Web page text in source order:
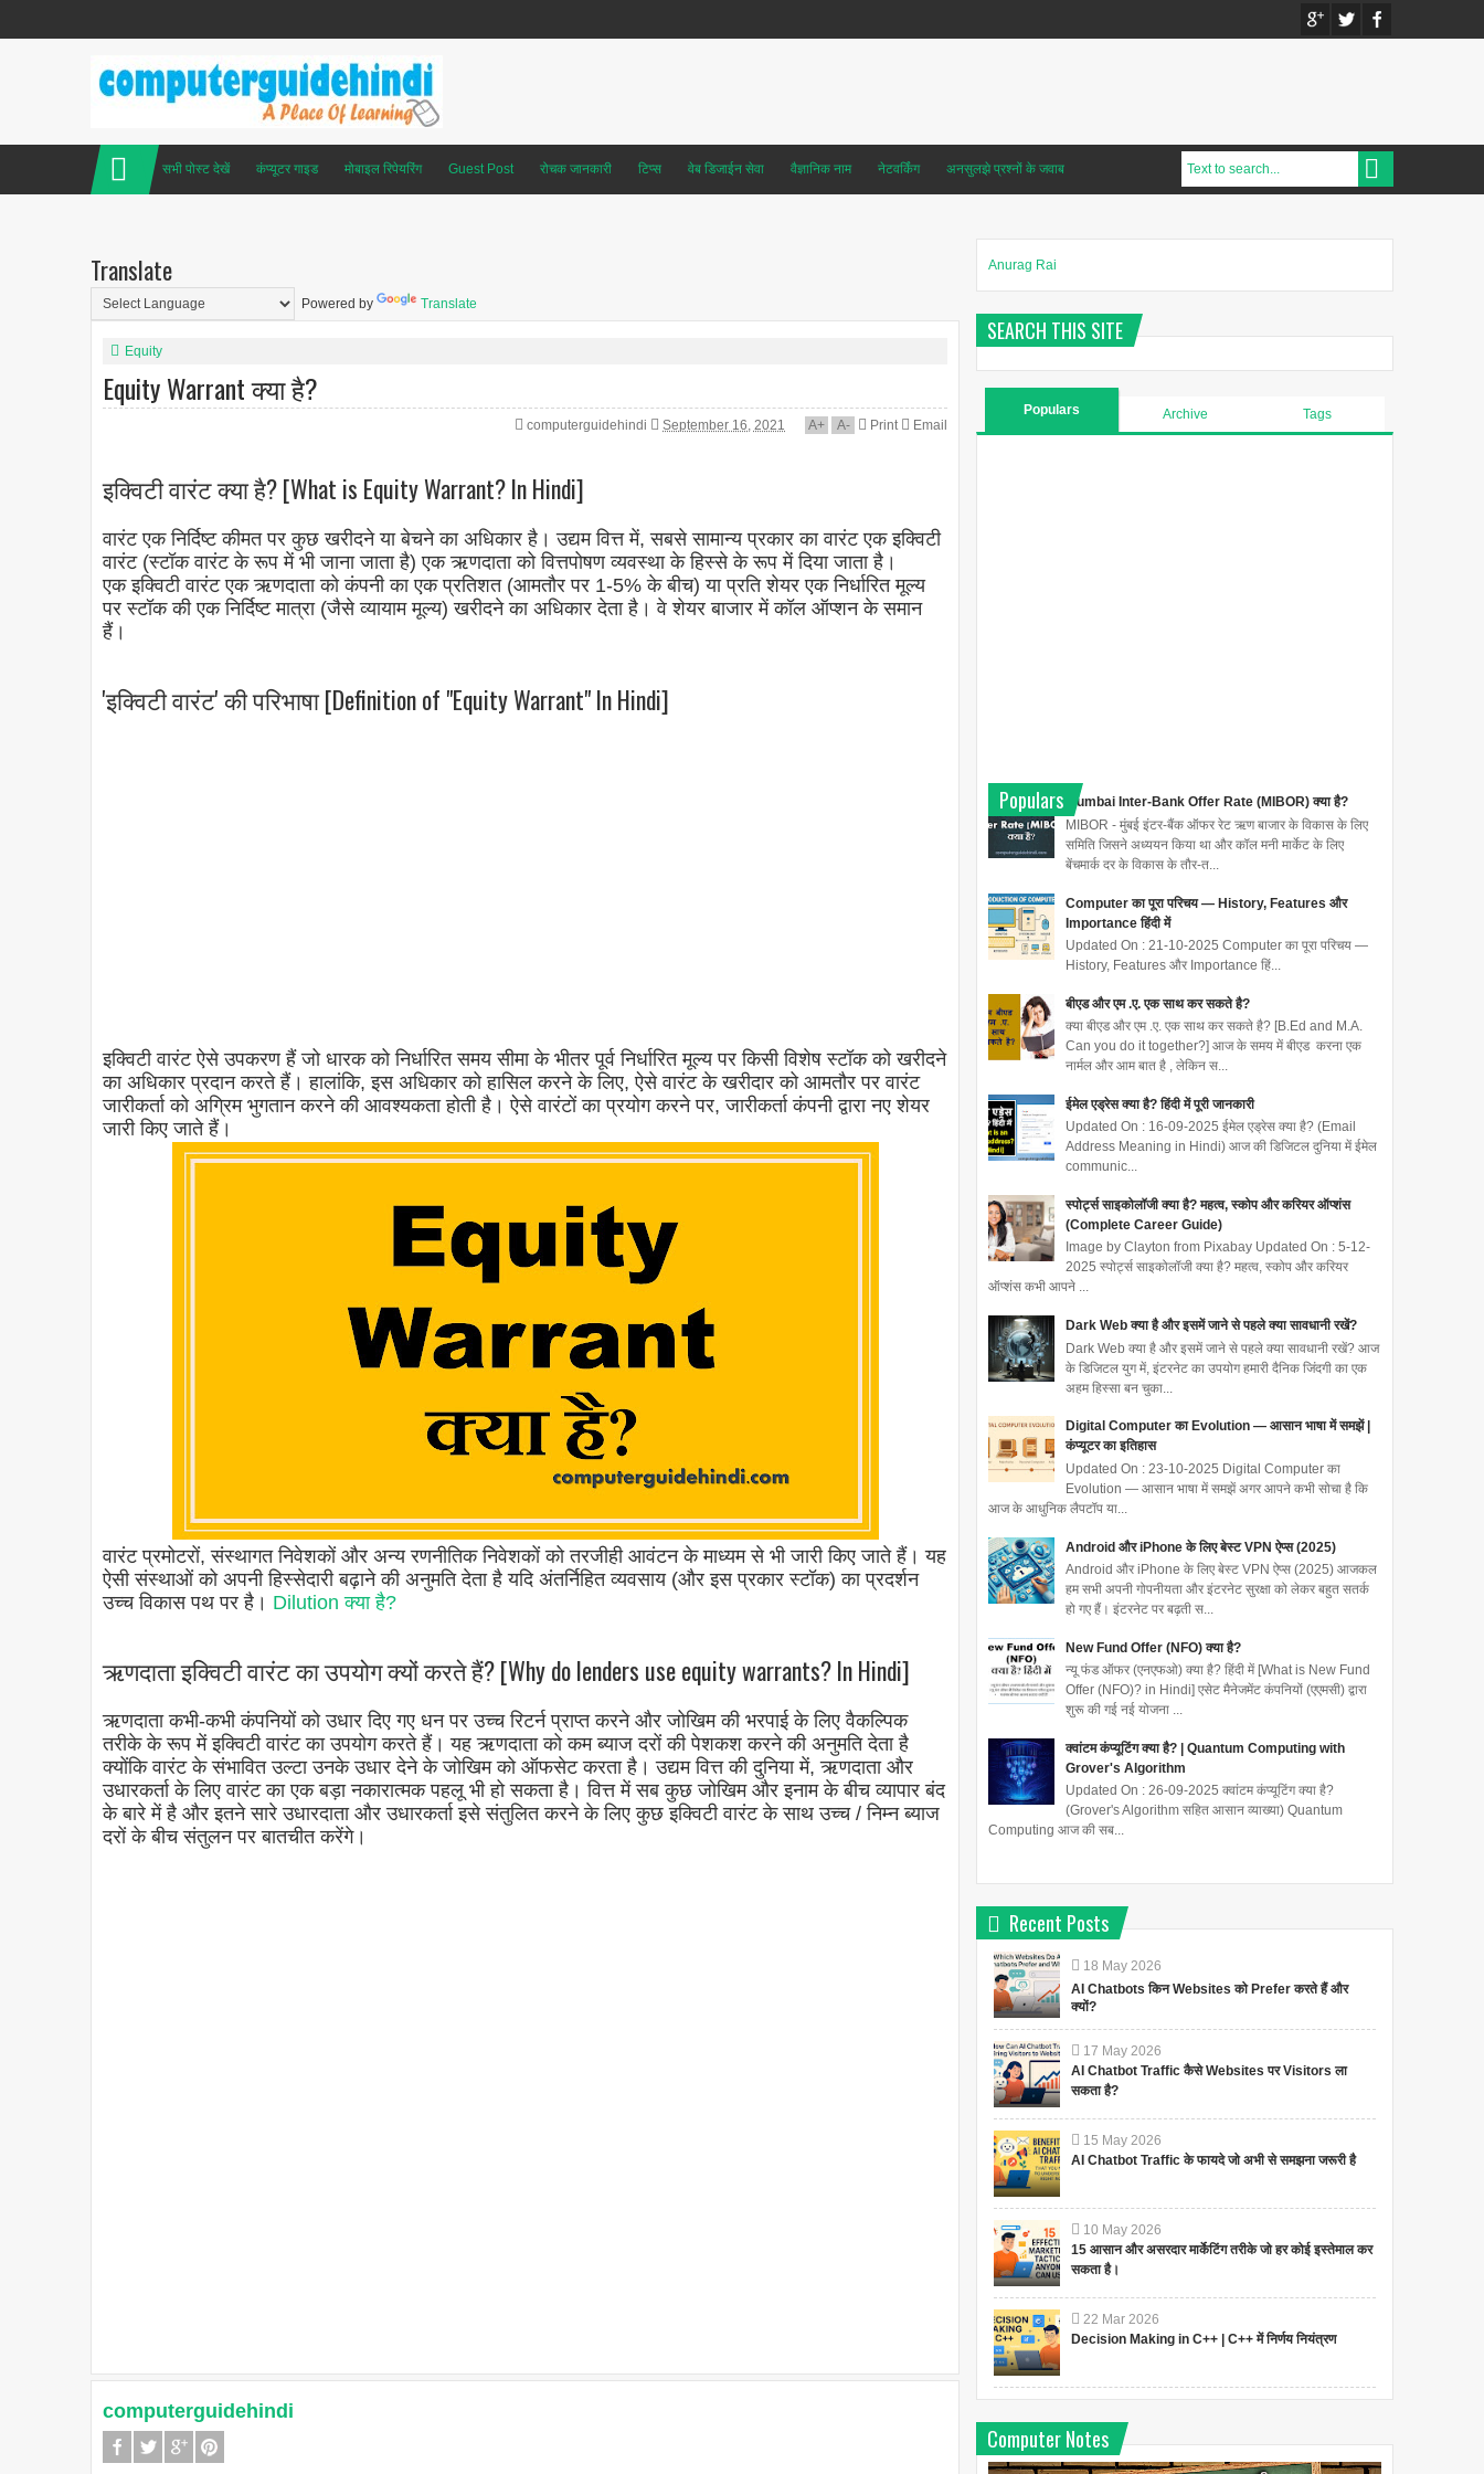
सभी पोस्ट देखें कंप्यूटर गाइड मोबाइल रिपेयरिंग Guest Post रोचक जानकारी टिप्स वेब डिजाईन सेवा वैज्ञानिक नाम नेटवर्किंग अनसुलझे प्रश्नों के जवाब
Translate
Powered by Translate
Equity
Equity Warrant क्या है?
computerguidehindi September 16, 2021 A+ A- Print Email
इक्विटी वारंट क्या है? [What is Equity Warrant? In Hindi]
वारंट एक निर्दिष्ट कीमत पर कुछ खरीदने या बेचने का अधिकार है। उद्यम वित्त में, सबसे सामान्य प्रकार का वारंट एक इक्विटी
वारंट (स्टॉक वारंट के रूप में भी जाना जाता है) एक ऋणदाता को वित्तपोषण व्यवस्था के हिस्से के रूप में दिया जाता है।
एक इक्विटी वारंट एक ऋणदाता को कंपनी का एक प्रतिशत (आमतौर पर 1-5% के बीच) या प्रति शेयर एक निर्धारित मूल्य
पर स्टॉक की एक निर्दिष्ट मात्रा (जैसे व्यायाम मूल्य) खरीदने का अधिकार देता है। वे शेयर बाजार में कॉल ऑप्शन के समान
हैं।
'इक्विटी वारंट' की परिभाषा [Definition of "Equity Warrant" In Hindi]
इक्विटी वारंट ऐसे उपकरण हैं जो धारक को निर्धारित समय सीमा के भीतर पूर्व निर्धारित मूल्य पर किसी विशेष स्टॉक को खरीदने
का अधिकार प्रदान करते हैं। हालांकि, इस अधिकार को हासिल करने के लिए, ऐसे वारंट के खरीदार को आमतौर पर वारंट
जारीकर्ता को अग्रिम भुगतान करने की आवश्यकता होती है। ऐसे वारंटों का प्रयोग करने पर, जारीकर्ता कंपनी द्वारा नए शेयर
जारी किए जाते हैं।
वारंट प्रमोटरों, संस्थागत निवेशकों और अन्य रणनीतिक निवेशकों को तरजीही आवंटन के माध्यम से भी जारी किए जाते हैं। यह
ऐसी संस्थाओं को अपनी हिस्सेदारी बढ़ाने की अनुमति देता है यदि अंतर्निहित व्यवसाय (और इस प्रकार स्टॉक) का प्रदर्शन
उच्च विकास पथ पर है। Dilution क्या है?
ऋणदाता इक्विटी वारंट का उपयोग क्यों करते हैं? [Why do lenders use equity warrants? In Hindi]
ऋणदाता कभी-कभी कंपनियों को उधार दिए गए धन पर उच्च रिटर्न प्राप्त करने और जोखिम की भरपाई के लिए वैकल्पिक
तरीके के रूप में इक्विटी वारंट का उपयोग करते हैं। यह ऋणदाता को कम ब्याज दरों की पेशकश करने की अनुमति देता है
क्योंकि वारंट के संभावित उल्टा उनके उधार देने के जोखिम को ऑफसेट करता है। उद्यम वित्त की दुनिया में, ऋणदाता और
उधारकर्ता के लिए वारंट का एक बड़ा नकारात्मक पहलू भी हो सकता है। वित्त में सब कुछ जोखिम और इनाम के बीच व्यापार बंद
के बारे में है और इतने सारे उधारदाता और उधारकर्ता इसे संतुलित करने के लिए कुछ इक्विटी वारंट के साथ उच्च / निम्न ब्याज
दरों के बीच संतुलन पर बातचीत करेंगे।
computerguidehindi
Anurag Rai
SEARCH THIS SITE
Populars Archive Tags
Populars
Mumbai Inter-Bank Offer Rate (MIBOR) क्या है?
MIBOR - मुंबई इंटर-बैंक ऑफर रेट ऋण बाजार के विकास के लिए
समिति जिसने अध्ययन किया था और कॉल मनी मार्केट के लिए
बेंचमार्क दर के विकास के तौर-त...
Computer का पूरा परिचय — History, Features और
Importance हिंदी में
Updated On : 21-10-2025 Computer का पूरा परिचय —
History, Features और Importance हिं...
बीएड और एम .ए. एक साथ कर सकते है?
क्या बीएड और एम .ए. एक साथ कर सकते है? [B.Ed and M.A.
Can you do it together?] आज के समय में बीएड करना एक
नार्मल और आम बात है , लेकिन स...
ईमेल एड्रेस क्या है? हिंदी में पूरी जानकारी
Updated On : 16-09-2025 ईमेल एड्रेस क्या है? (Email
Address Meaning in Hindi) आज की डिजिटल दुनिया में ईमेल
communic...
स्पोर्ट्स साइकोलॉजी क्या है? महत्व, स्कोप और करियर ऑप्शंस
(Complete Career Guide)
Image by Clayton from Pixabay Updated On : 5-12-
2025 स्पोर्ट्स साइकोलॉजी क्या है? महत्व, स्कोप और करियर
ऑप्शंस कभी आपने ...
Dark Web क्या है और इसमें जाने से पहले क्या सावधानी रखें?
Dark Web क्या है और इसमें जाने से पहले क्या सावधानी रखें? आज
के डिजिटल युग में, इंटरनेट का उपयोग हमारी दैनिक जिंदगी का एक
अहम हिस्सा बन चुका...
Digital Computer का Evolution — आसान भाषा में समझें |
कंप्यूटर का इतिहास
Updated On : 23-10-2025 Digital Computer का
Evolution — आसान भाषा में समझें अगर आपने कभी सोचा है कि
आज के आधुनिक लैपटॉप या...
Android और iPhone के लिए बेस्ट VPN ऐप्स (2025)
Android और iPhone के लिए बेस्ट VPN ऐप्स (2025) आजकल
हम सभी अपनी गोपनीयता और इंटरनेट सुरक्षा को लेकर बहुत सतर्क
हो गए हैं। इंटरनेट पर बढ़ती स...
New Fund Offer (NFO) क्या है?
न्यू फंड ऑफर (एनएफओ) क्या है? हिंदी में [What is New Fund
Offer (NFO)? in Hindi] एसेट मैनेजमेंट कंपनियों (एएमसी) द्वारा
शुरू की गई नई योजना ...
क्वांटम कंप्यूटिंग क्या है? | Quantum Computing with
Grover's Algorithm
Updated On : 26-09-2025 क्वांटम कंप्यूटिंग क्या है?
(Grover's Algorithm सहित आसान व्याख्या) Quantum
Computing आज की सब...
Recent Posts
18 May 2026
AI Chatbots किन Websites को Prefer करते हैं और
क्यों?
17 May 2026
AI Chatbot Traffic कैसे Websites पर Visitors ला
सकता है?
15 May 2026
AI Chatbot Traffic के फायदे जो अभी से समझना जरूरी है
10 May 2026
15 आसान और असरदार मार्केटिंग तरीके जो हर कोई इस्तेमाल कर
सकता है।
22 Mar 2026
Decision Making in C++ | C++ में निर्णय नियंत्रण
Computer Notes